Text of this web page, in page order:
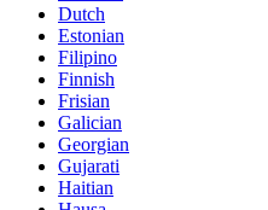
Dutch
Estonian
Filipino
Finnish
Frisian
Galician
Georgian
Gujarati
Haitian